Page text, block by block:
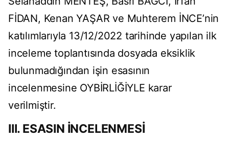
FİDAN, Kenan YAŞAR ve Muhterem İNCE’nin
katılımlarıyla 13/12/2022 tarihinde yapılan ilk
inceleme toplantısında dosyada eksiklik
bulunmadığından işin esasının
incelenmesine OYBİRLİĞİYLE karar
verilmiştir.
III. ESASIN İNCELENMESİ